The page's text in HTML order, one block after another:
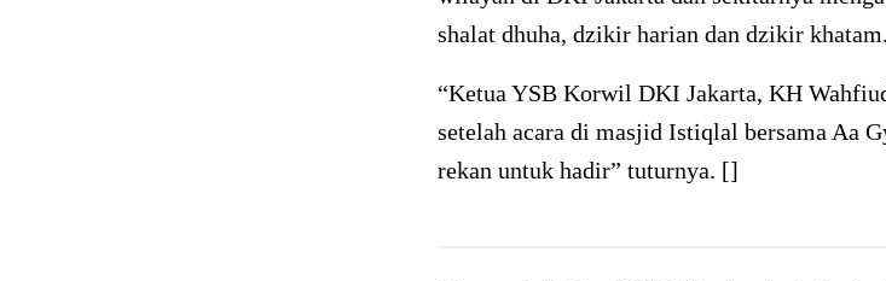
shalat dhuha, dzikir harian dan dzikir khatam.
“Ketua YSB Korwil DKI Jakarta, KH
setelah acara di masjid Istiqlal bersama Aa
rekan untuk hadir” tuturnya. []